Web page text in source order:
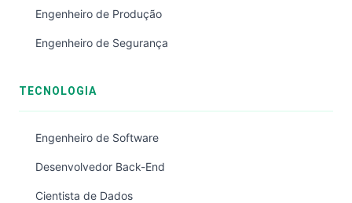
Engenheiro de Produção
Engenheiro de Segurança
TECNOLOGIA
Engenheiro de Software
Desenvolvedor Back-End
Cientista de Dados